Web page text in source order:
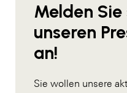
Melden
unseren
an!
Sie wollen unsere